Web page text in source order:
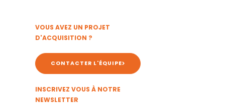
VOUS AVEZ UN PROJET
D'ACQUISITION ?
CONTACTER L'ÉQUIPE
INSCRIVEZ VOUS À NOTRE
NEWSLETTER